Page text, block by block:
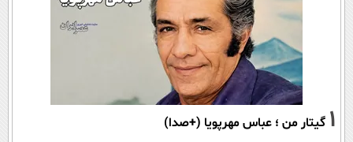
1 گیتار من ؛ عباس مهرپویا (+صدا)